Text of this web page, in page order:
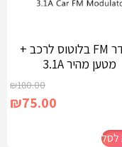
משדר FM בלוטוס לרכב +
מטען מהיר 3.1A
₪180.00
₪75.00
לסל